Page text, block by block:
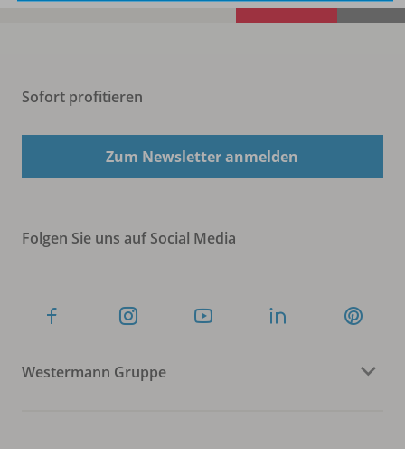
Sofort profitieren
Zum Newsletter anmelden
Folgen Sie uns auf Social Media
Westermann Gruppe